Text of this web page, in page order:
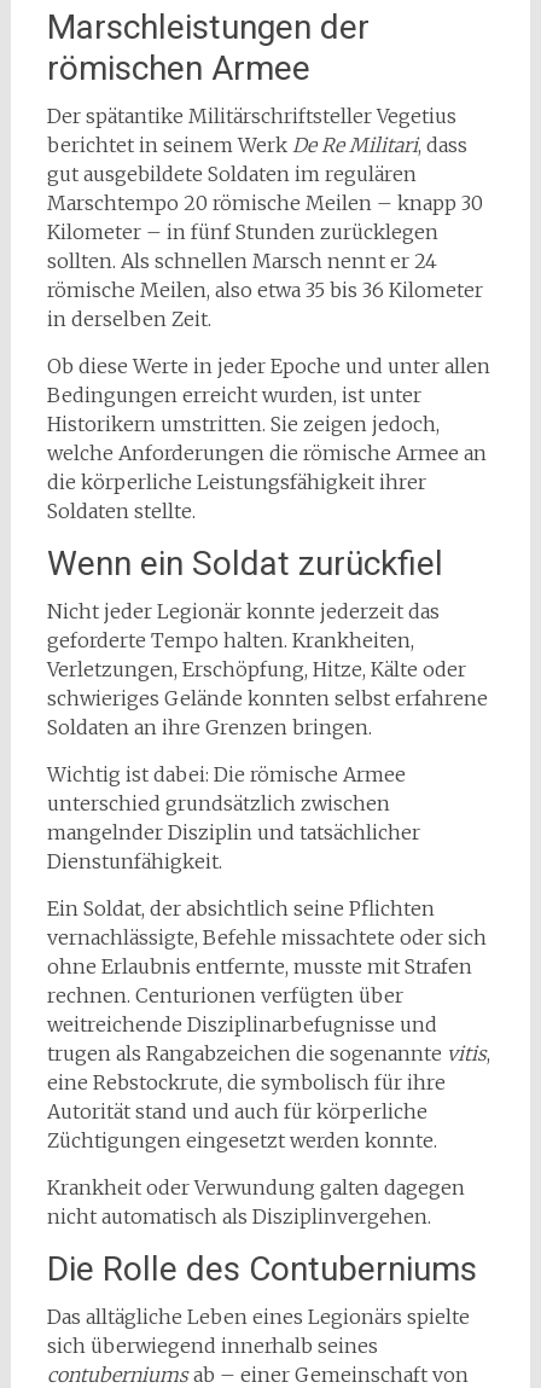
Marschleistungen der
römischen Armee
Der spätantike Militärschriftsteller Vegetius
berichtet in seinem Werk De Re Militari, dass
gut ausgebildete Soldaten im regulären
Marschtempo 20 römische Meilen – knapp 30
Kilometer – in fünf Stunden zurücklegen
sollten. Als schnellen Marsch nennt er 24
römische Meilen, also etwa 35 bis 36 Kilometer
in derselben Zeit.
Ob diese Werte in jeder Epoche und unter allen
Bedingungen erreicht wurden, ist unter
Historikern umstritten. Sie zeigen jedoch,
welche Anforderungen die römische Armee an
die körperliche Leistungsfähigkeit ihrer
Soldaten stellte.
Wenn ein Soldat zurückfiel
Nicht jeder Legionär konnte jederzeit das
geforderte Tempo halten. Krankheiten,
Verletzungen, Erschöpfung, Hitze, Kälte oder
schwieriges Gelände konnten selbst erfahrene
Soldaten an ihre Grenzen bringen.
Wichtig ist dabei: Die römische Armee
unterschied grundsätzlich zwischen
mangelnder Disziplin und tatsächlicher
Dienstunfähigkeit.
Ein Soldat, der absichtlich seine Pflichten
vernachlässigte, Befehle missachtete oder sich
ohne Erlaubnis entfernte, musste mit Strafen
rechnen. Centurionen verfügten über
weitreichende Disziplinarbefugnisse und
trugen als Rangabzeichen die sogenannte vitis,
eine Rebstockrute, die symbolisch für ihre
Autorität stand und auch für körperliche
Züchtigungen eingesetzt werden konnte.
Krankheit oder Verwundung galten dagegen
nicht automatisch als Disziplinvergehen.
Die Rolle des Contuberniums
Das alltägliche Leben eines Legionärs spielte
sich überwiegend innerhalb seines
contuberniumsab – einer Gemeinschaft von